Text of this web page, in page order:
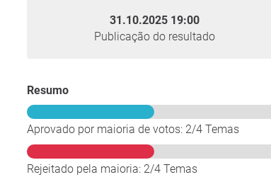
31.10.2025 19:00
Publicação do resultado
Resumo
Aprovado por maioria de votos: 2/4 Temas
Rejeitado pela maioria: 2/4 Temas